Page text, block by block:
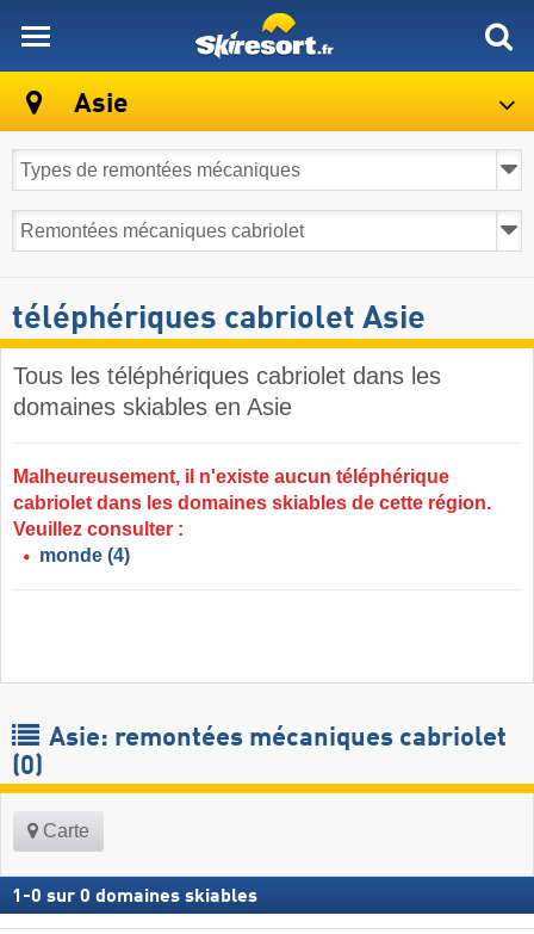
Asie
téléphériques cabriolet Asie
Tous les téléphériques cabriolet dans les
domaines skiables en Asie ​
Malheureusement, il n'existe aucun téléphérique
cabriolet dans les domaines skiables de cette région.
Veuillez consulter :
monde (4)
Asie: remontées mécaniques cabriolet
(0)
Carte
1 -0 sur 0 domaines skiables